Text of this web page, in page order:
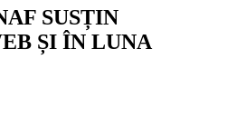
SUSȚIN
ȘI ÎN LUNA